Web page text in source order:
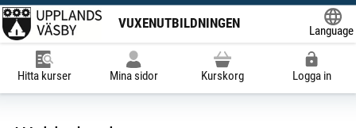
VUXENUTBILDNINGEN
Language
Hitta kurser Mina sidor Kurskorg Logga in